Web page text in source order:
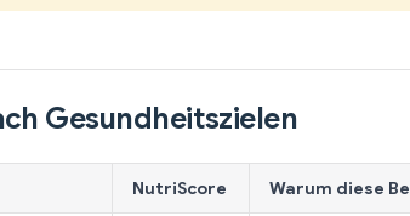
Gesundheitszielen
NutriScore Warum diese